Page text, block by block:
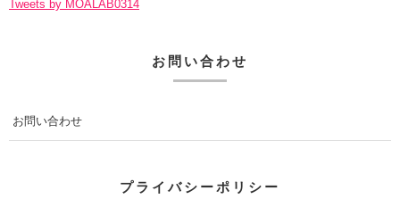
Tweets by MOALAB0314
お問い合わせ
お問い合わせ
プライバシーポリシー